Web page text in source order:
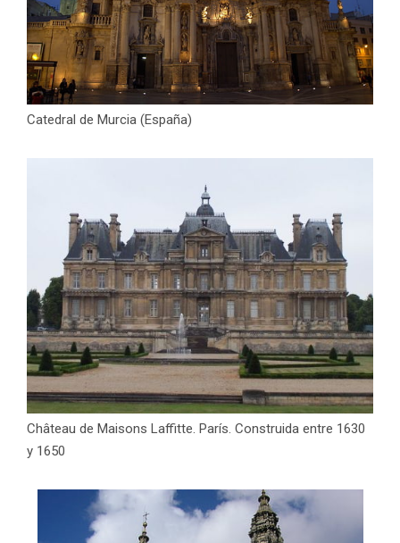
Catedral de Murcia (España)
Château de Maisons Laffitte. París. Construida entre 1630
y 1650